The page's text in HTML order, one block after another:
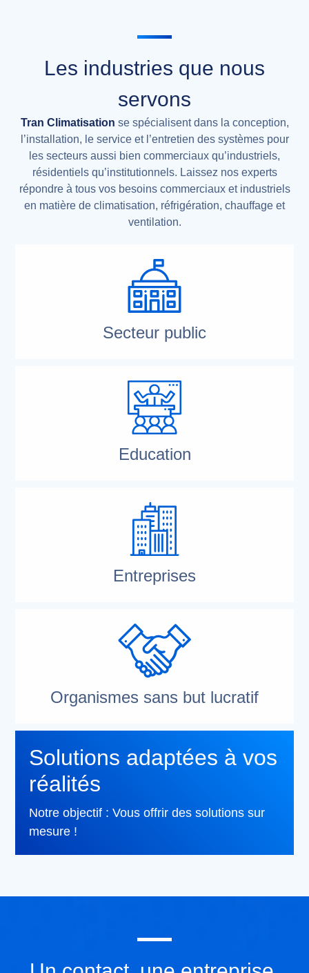
Les industries que nous
servons
Tran Climatisation se spécialisent dans la conception,
l’installation, le service et l’entretien des systèmes pour
les secteurs aussi bien commerciaux qu’industriels,
résidentiels qu’institutionnels. Laissez nos experts
répondre à tous vos besoins commerciaux et industriels
en matière de climatisation, réfrigération, chauffage et
ventilation.
Secteur public
Education
Entreprises
Organismes sans but lucratif
Solutions adaptées à vos
réalités
Notre objectif : Vous offrir des solutions sur
mesure !